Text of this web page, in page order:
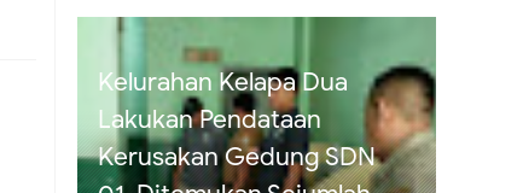
Diduga Modus Janji
Pinjaman Miliaran Berujung